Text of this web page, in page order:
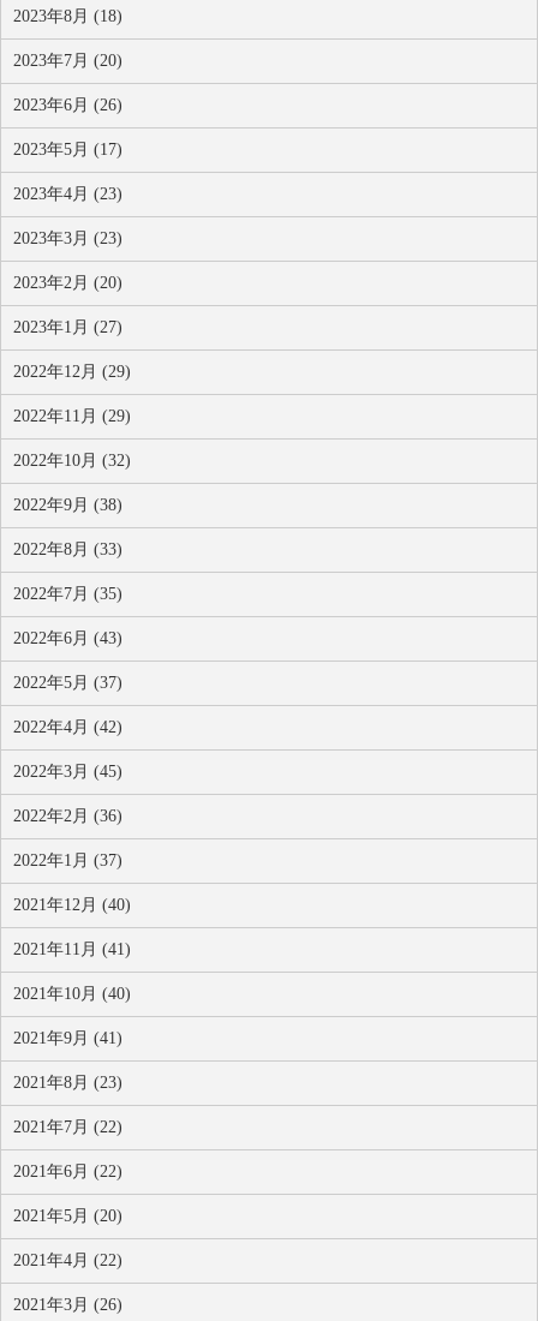
2023年8月 (18)
2023年7月 (20)
2023年6月 (26)
2023年5月 (17)
2023年4月 (23)
2023年3月 (23)
2023年2月 (20)
2023年1月 (27)
2022年12月 (29)
2022年11月 (29)
2022年10月 (32)
2022年9月 (38)
2022年8月 (33)
2022年7月 (35)
2022年6月 (43)
2022年5月 (37)
2022年4月 (42)
2022年3月 (45)
2022年2月 (36)
2022年1月 (37)
2021年12月 (40)
2021年11月 (41)
2021年10月 (40)
2021年9月 (41)
2021年8月 (23)
2021年7月 (22)
2021年6月 (22)
2021年5月 (20)
2021年4月 (22)
2021年3月 (26)